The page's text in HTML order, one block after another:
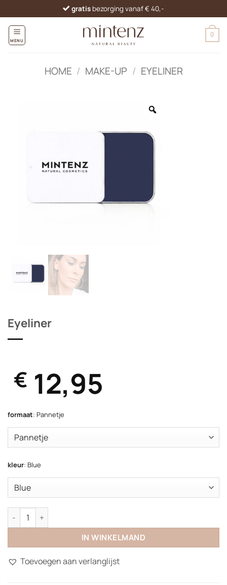
naar
inhoud
gratis bezorging vanaf € 40,-
MENU
0
HOME / MAKE-UP / EYELINER
Eyeliner
€ 12,95
formaat: Pannetje
kleur: Blue
Eyeliner aantal
IN WINKELMAND
Toevoegen aan verlanglijst